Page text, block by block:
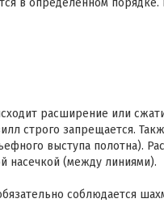
в определенном порядке.
расширение или
строго запрещается.
выступа полотна).
насечкой (между линиями).
соблюдается